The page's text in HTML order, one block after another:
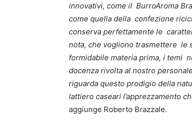
innovativi, come il BurroAroma
come quella della confezione
conserva perfettamente le
nota, che vogliono trasmettere le
formidabile materia prima, i temi
docenza rivolta al nostro
riguarda questo prodigio della
lattiero caseari l’apprezzamento
aggiunge Roberto Brazzale.